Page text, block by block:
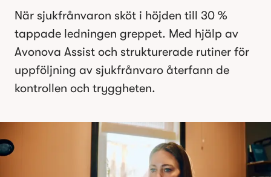
När sjukfrånvaron sköt i höjden till 30 %
tappade ledningen greppet. Med hjälp av
Avonova Assist och strukturerade rutiner för
uppföljning av sjukfrånvaro återfann de
kontrollen och tryggheten.